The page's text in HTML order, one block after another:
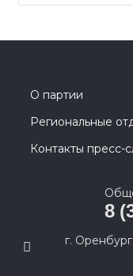
О партии
Региональные
Контакты пресс-
8
г.